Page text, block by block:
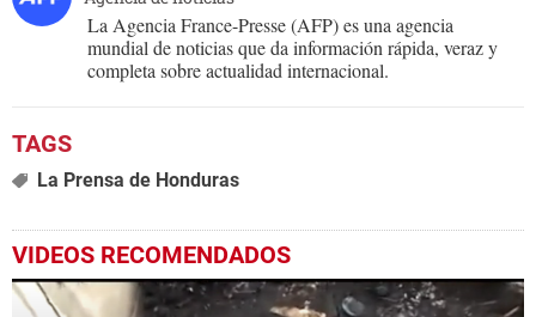
La Agencia France-Presse (AFP) es una agencia
mundial de noticias que da información rápida, veraz y
completa sobre actualidad internacional.
La Prensa de Honduras
VIDEOS RECOMENDADOS